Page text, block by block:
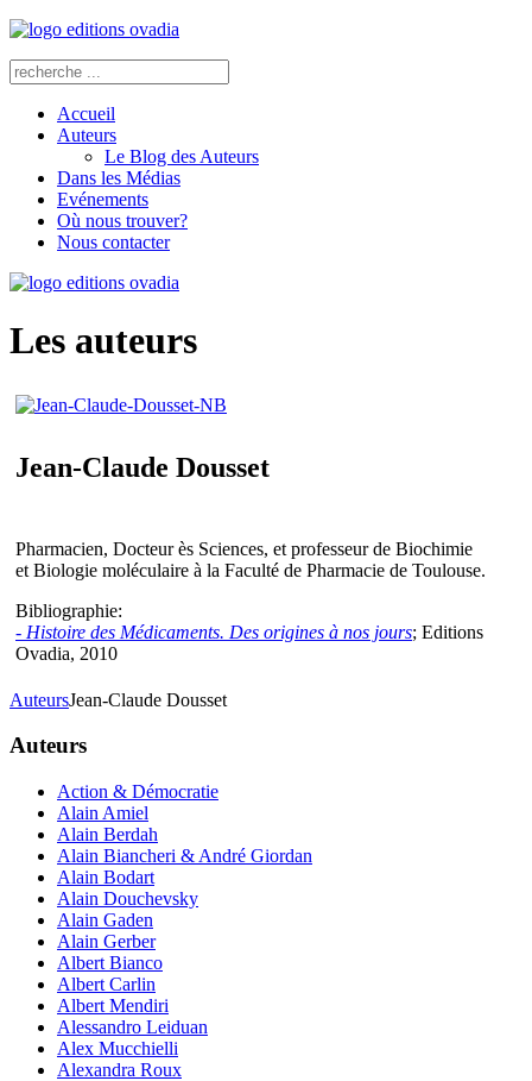
Accueil
Auteurs
Le Blog des Auteurs
Dans les Médias
Evénements
Où nous trouver?
Nous contacter
Les auteurs
Jean-Claude Dousset
Pharmacien, Docteur ès Sciences, et professeur de Biochimie
et Biologie moléculaire à la Faculté de Pharmacie de Toulouse.
Bibliographie:
- Histoire des Médicaments. Des origines à nos jours; Editions
Ovadia, 2010
AuteursJean-Claude Dousset
Auteurs
Action & Démocratie
Alain Amiel
Alain Berdah
Alain Biancheri & André Giordan
Alain Bodart
Alain Douchevsky
Alain Gaden
Alain Gerber
Albert Bianco
Albert Carlin
Albert Mendiri
Alessandro Leiduan
Alex Mucchielli
Alexandra Roux